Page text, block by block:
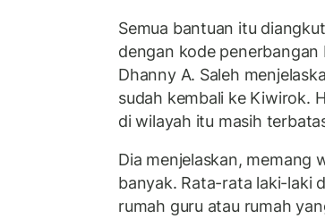
Semua bantuan itu
dengan kode
Dhanny A. Saleh
sudah kembali ke Kiwirok.
di wilayah itu masih
Dia menjelaskan, memang
banyak. Rata-rata laki-laki
rumah guru atau rumah